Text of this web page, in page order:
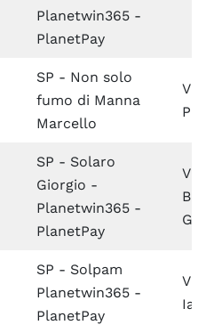
Planetwin365 -
PlanetPay
SP - Non solo
fumo di Manna
Marcello
SP - Solaro
Giorgio -
Planetwin365 -
PlanetPay
SP - Solpam
Planetwin365 -
PlanetPay